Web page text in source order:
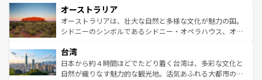
部のニューオーリンズでは、音楽と美食が融合した独特の
文化が魅力。旅行者はアメリカの各地域で異なる魅力を楽
しみながら、その多様性と豊かな歴史を感じることができ
ならではの贅沢な旅のスタイルだ。 なお、新着のアメリカ
情報はコンテンツ一覧を参照してほしい。
ワイ島は見逃せない。また、定番の観光地といえばオアフ
島だが、静かな自然を求めるならマウイ島やカウアイ島が
おすすめ。エメラルドグリーンに輝く海をはじめ、豊かな
れるおもてなしの心で訪れる人々を迎えてくれるハワイの
人々、おいしいローカルフードやハワイアンミュージッ
ク、伝統的なフラダンスなど、すべてがハワイの魅力を彩
オーストラリア
オーストラリアは、壮大な自然と多様な文化が魅力の国。
シドニーのシンボルであるシドニー・オペラハウス、オー
リアリーフや大陸中央部にそびえるウルル（エアーズロッ
ク）、タスマニアの美しい原生林やケアンズの熱帯雨林な
ど、見どころがたくさん。また、カフェやワイン、オージ
台湾
日本から約４時間ほどでたどり着く台湾は、多彩な文化と
自然が織りなす魅力的な観光地。活気あふれる大都市の台